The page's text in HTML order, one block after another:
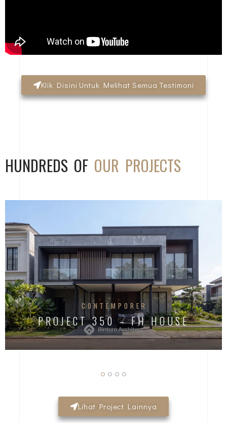
Klik Disini Untuk Melihat Semua Testimoni
HUNDREDS OF OUR PROJECTS
CONTEMPORER
PROJECT 350 – FH HOUSE
Lihat Project Lainnya